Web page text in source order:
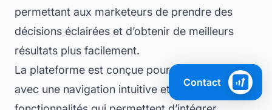
permettant aux marketeurs de prendre des
décisions éclairées et d’obtenir de meilleurs
résultats plus facilement.
La plateforme est conçue pour être conviviale,
avec une navigation intuitive et des
Contact